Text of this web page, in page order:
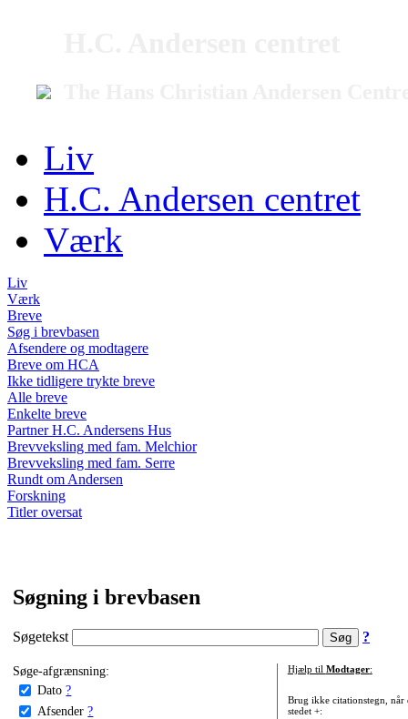
Liv
H.C. Andersen centret
Værk
Liv
Værk
Breve
Søg i brevbasen
Afsendere og modtagere
Breve om HCA
Ikke tidligere trykte breve
Alle breve
Enkelte breve
Partner H.C. Andersens Hus
Brevveksling med fam. Melchior
Brevveksling med fam. Serre
Rundt om Andersen
Forskning
Titler oversat
Søgning i brevbasen
Søgetekst ?
Søge-afgrænsning:
Dato ?
Afsender ?
Hjælp til Modtager:
Brug ikke citationstegn, når
stedet +: